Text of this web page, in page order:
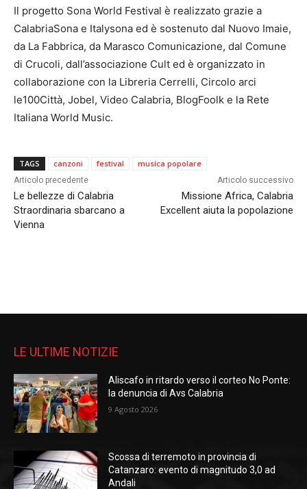
Il progetto Sona World Festival è realizzato grazie a
CalabriaSona e Italysona ed è sostenuto dal Nuovo Imaie,
da La Fabbrica, da Marasco Comunicazione, dal Comune
di Crucoli, dall’associazione Cult ed è organizzato in
collaborazione con la Libreria Cerrelli, Circolo arci
le100Città, Jobel, Video Calabria, BlogFoolk e la Rete
Italiana World Music.
TAGS canzoni festival musica popolare
Articolo precedente
Le bellezze di Calabria
Straordinaria sbarcano a
Vienna
Articolo successivo
Missione Africa, Calabria
Excellent aiuta la popolazione
LE ULTIME NOTIZIE
Aliscafo in ritardo verso il corteo No Ponte:
la denuncia di Avs Calabria
9 Agosto 2026
Scossa di terremoto in provincia di
Catanzaro: evento di magnitudo 3,0 ad
Andali